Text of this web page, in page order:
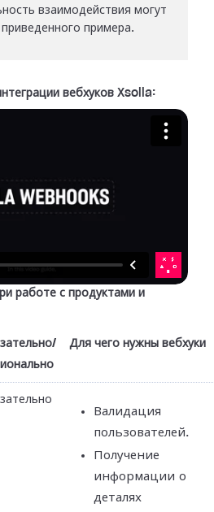
взаимодействия могут
примера.
вебхуков Xsolla:
работе с продуктами и
Для чего нужны вебхуки
Валидация
пользователей.
Получение
информации о
деталях